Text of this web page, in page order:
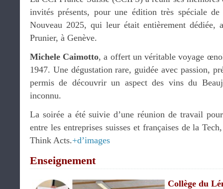
invités présents, pour une édition très spéciale
Nouveau 2025, qui leur était entièrement
Prunier, à Genève.
Michele Caimotto, a offert un véritable voyage
1947. Une dégustation rare, guidée avec passion,
permis de découvrir un aspect des vins du
inconnu.
La soirée a été suivie d’une réunion de travail
entre les entreprises suisses et françaises de la
Think Acts.+d’images
Enseignement
Collège du